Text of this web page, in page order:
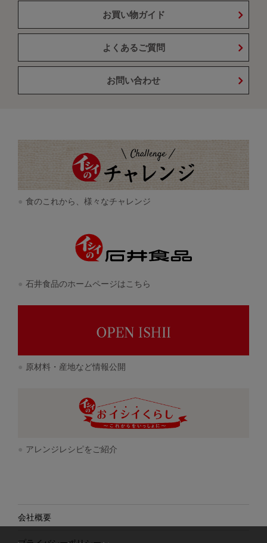
お買い物ガイド
よくあるご質問
お問い合わせ
食のこれから、様々なチャレンジ
石井食品のホームページはこちら
原材料・産地など情報公開
アレンジレシピをご紹介
会社概要